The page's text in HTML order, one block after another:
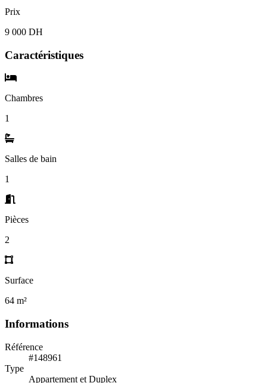
Prix
9 000 DH
Caractéristiques
Chambres
1
Salles de bain
1
Pièces
2
Surface
64 m²
Informations
Référence
#148961
Type
Appartement et Duplex